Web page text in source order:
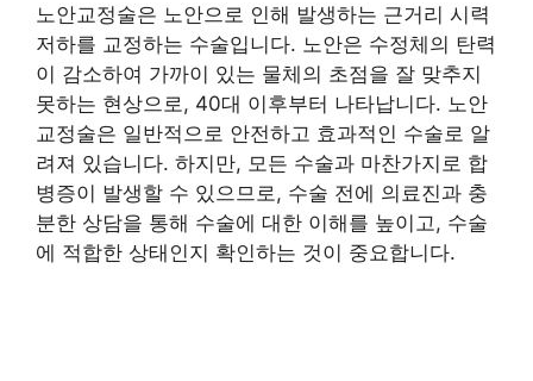
노안교정술은 노안으로 인해 발생하는 근거리 시력
저하를 교정하는 수술입니다. 노안은 수정체의 탄력
이 감소하여 가까이 있는 물체의 초점을 잘 맞추지
못하는 현상으로, 40대 이후부터 나타납니다. 노안
교정술은 일반적으로 안전하고 효과적인 수술로 알
려져 있습니다. 하지만, 모든 수술과 마찬가지로 합
병증이 발생할 수 있으므로, 수술 전에 의료진과 충
분한 상담을 통해 수술에 대한 이해를 높이고, 수술
에 적합한 상태인지 확인하는 것이 중요합니다.